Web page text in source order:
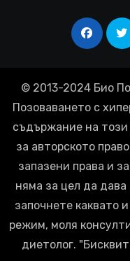
© 2013-2024 Био
Позоваването с
съдържание на
за авторското
запазени права и
няма за цел да
започнете каквато
режим, моля
диетолог.